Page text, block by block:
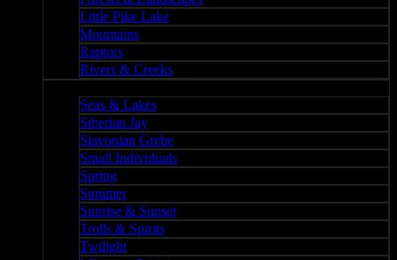
Little Pike Lake
Mountains
Raptors
Rivers & Creeks
Seas & Lakes
Siberian Jay
Slavonian Grebe
Small Individuals
Spring
Summer
Sunrise & Sunset
Trolls & Spirits
Twilight